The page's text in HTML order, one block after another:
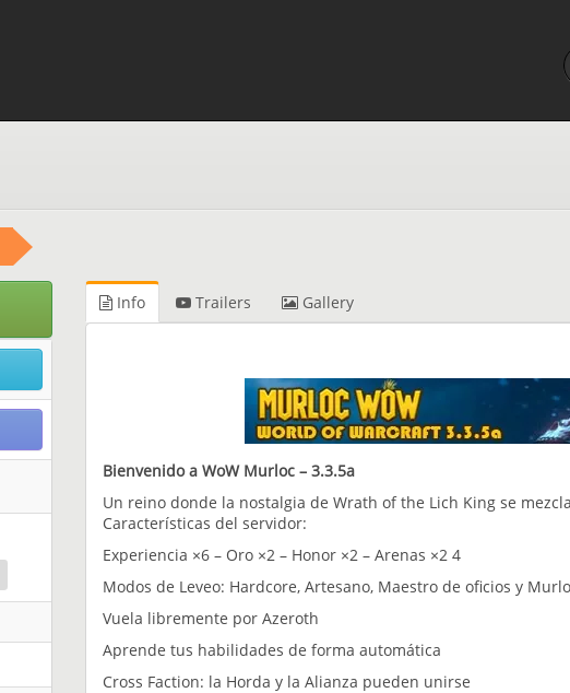
Info Trailers Gallery
Bienvenido a WoW Murloc – 3.3.5a
Un reino donde la nostalgia de Wrath of the Lich King se
Características del servidor:
Experiencia ×6 – Oro ×2 – Honor ×2 – Arenas ×2 4
Modos de Leveo: Hardcore, Artesano, Maestro de oficios y
Vuela libremente por Azeroth
Aprende tus habilidades de forma automática
Cross Faction: la Horda y la Alianza pueden unirse